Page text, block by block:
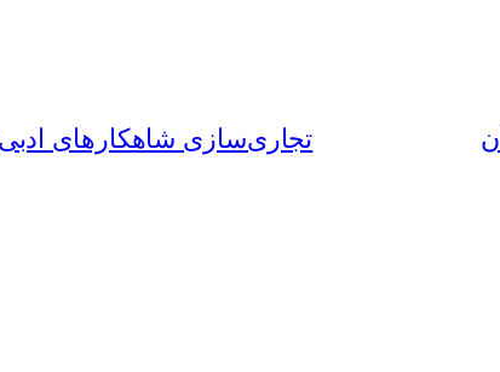
تجاری‌سازی شاهکارهای